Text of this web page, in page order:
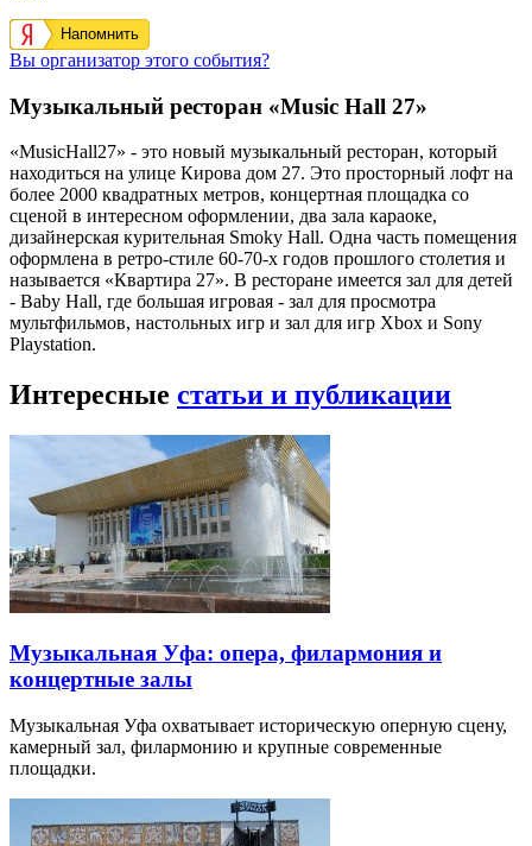
Напомнить
Вы организатор этого события?
Музыкальный ресторан «Music Hall 27»
«MusicHall27» - это новый музыкальный ресторан, который
находиться на улице Кирова дом 27. Это просторный лофт на
более 2000 квадратных метров, концертная площадка со
сценой в интересном оформлении, два зала караоке,
дизайнерская курительная Smoky Hall. Одна часть помещения
оформлена в ретро-стиле 60-70-х годов прошлого столетия и
называется «Квартира 27». В ресторане имеется зал для детей
- Baby Hall, где большая игровая - зал для просмотра
мультфильмов, настольных игр и зал для игр Xbox и Sony
Playstation.
Интересные статьи и публикации
Музыкальная Уфа: опера, филармония и
концертные залы
Музыкальная Уфа охватывает историческую оперную сцену,
камерный зал, филармонию и крупные современные
площадки.